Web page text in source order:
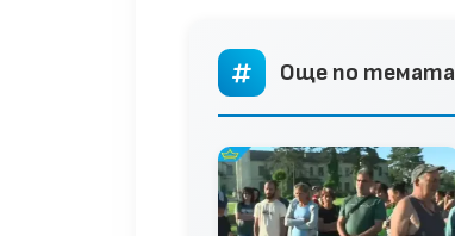
Още по темата